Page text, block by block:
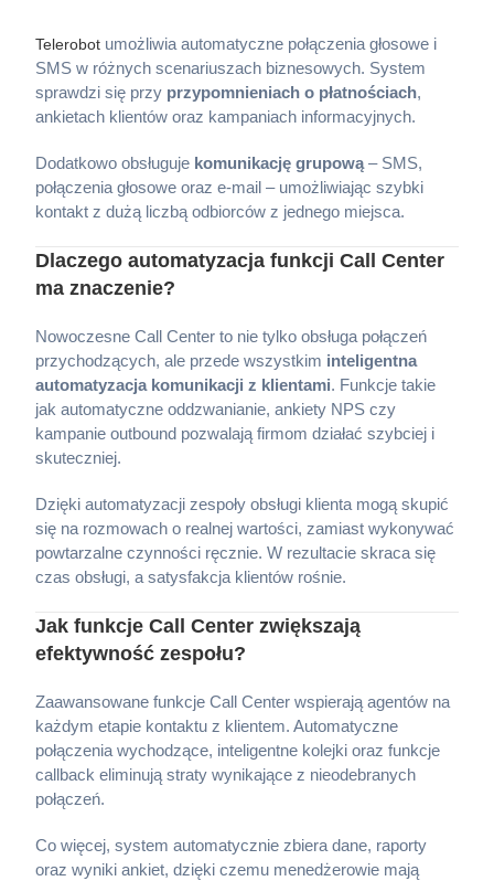
Telerobot umożliwia automatyczne połączenia głosowe i
SMS w różnych scenariuszach biznesowych. System
sprawdzi się przy przypomnieniach o płatnościach,
ankietach klientów oraz kampaniach informacyjnych.
Dodatkowo obsługuje komunikację grupową– SMS,
połączenia głosowe oraz e-mail – umożliwiając szybki
kontakt z dużą liczbą odbiorców z jednego miejsca.
Dlaczego automatyzacja funkcji Call Center
ma znaczenie?
Nowoczesne Call Center to nie tylko obsługa połączeń
przychodzących, ale przede wszystkim inteligentna
automatyzacja komunikacji z klientami. Funkcje takie
jak automatyczne oddzwanianie, ankiety NPS czy
kampanie outbound pozwalają firmom działać szybciej i
skuteczniej.
Dzięki automatyzacji zespoły obsługi klienta mogą skupić
się na rozmowach o realnej wartości, zamiast wykonywać
powtarzalne czynności ręcznie. W rezultacie skraca się
czas obsługi, a satysfakcja klientów rośnie.
Jak funkcje Call Center zwiększają
efektywność zespołu?
Zaawansowane funkcje Call Center wspierają agentów na
każdym etapie kontaktu z klientem. Automatyczne
połączenia wychodzące, inteligentne kolejki oraz funkcje
callback eliminują straty wynikające z nieodebranych
połączeń.
Co więcej, system automatycznie zbiera dane, raporty
oraz wyniki ankiet, dzięki czemu menedżerowie mają